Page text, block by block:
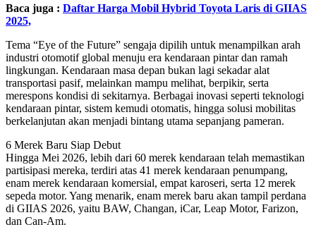
Baca juga : Daftar Harga Mobil Hybrid Toyota Laris di GIIAS
2025,
Tema “Eye of the Future” sengaja dipilih untuk menampilkan arah
industri otomotif global menuju era kendaraan pintar dan ramah
lingkungan. Kendaraan masa depan bukan lagi sekadar alat
transportasi pasif, melainkan mampu melihat, berpikir, serta
merespons kondisi di sekitarnya. Berbagai inovasi seperti teknologi
kendaraan pintar, sistem kemudi otomatis, hingga solusi mobilitas
berkelanjutan akan menjadi bintang utama sepanjang pameran.
6 Merek Baru Siap Debut
Hingga Mei 2026, lebih dari 60 merek kendaraan telah memastikan
partisipasi mereka, terdiri atas 41 merek kendaraan penumpang,
enam merek kendaraan komersial, empat karoseri, serta 12 merek
sepeda motor. Yang menarik, enam merek baru akan tampil perdana
di GIIAS 2026, yaitu BAW, Changan, iCar, Leap Motor, Farizon,
dan Can-Am.